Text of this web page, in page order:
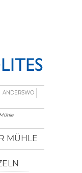
ANDERSWO
MÜHLE